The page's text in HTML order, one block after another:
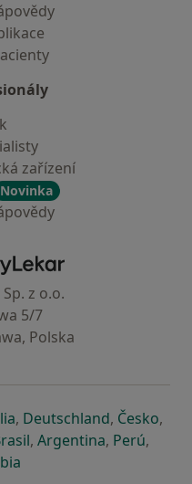
zařízení
Novinka
- Hlavní stránka
z o.o.
5/7
Polska
záložce
v nové záložce
se otevře v nové záložce
, Deutschlandse otevře v
, Českose
,
v nové záložce
v nové záložce
se otevře v nové
, Argentinase otevře v
, Perúse
,